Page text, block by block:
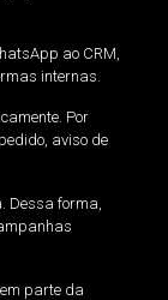
ao CRM,
internas.
Por
aviso de
Dessa forma,
parte da